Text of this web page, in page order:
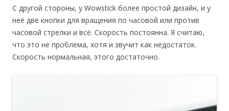
С другой стороны, у Wowstick более простой дизайн, и у
неё две кнопки для вращения по часовой или против
часовой стрелки и всё. Скорость постоянна. Я считаю,
что это не проблема, хотя и звучит как недостаток.
Скорость нормальная, этого достаточно.